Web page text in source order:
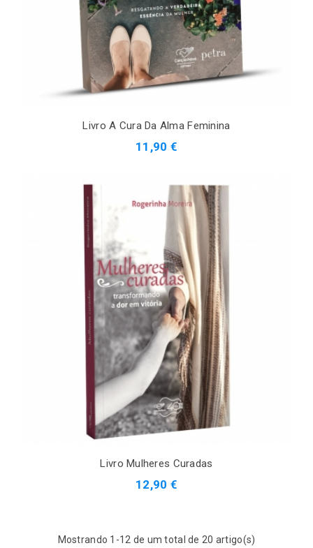
Livro A Cura Da Alma Feminina
11,90 €
Livro Mulheres Curadas
12,90 €
Mostrando 1-12 de um total de 20 artigo(s)